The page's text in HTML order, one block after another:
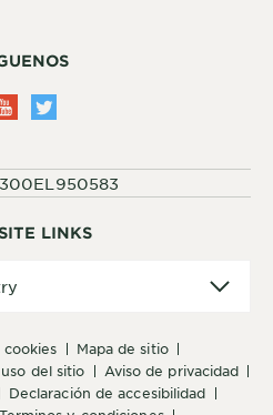
LINKS
cookies
mapa de sitio
del sitio
aviso de privacidad
declaración de accesibilidad